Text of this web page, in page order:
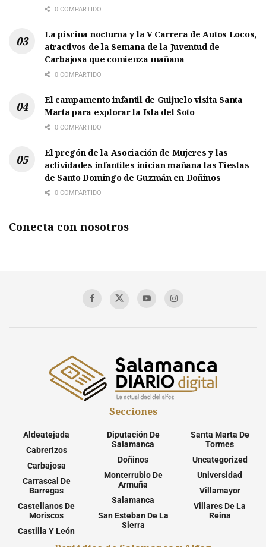
0 COMPARTIDO
La piscina nocturna y la V Carrera de Autos Locos,
atractivos de la Semana de la Juventud de
Carbajosa que comienza mañana
0 COMPARTIDO
El campamento infantil de Guijuelo visita Santa
Marta para explorar la Isla del Soto
0 COMPARTIDO
El pregón de la Asociación de Mujeres y las
actividades infantiles inician mañana las Fiestas
de Santo Domingo de Guzmán en Doñinos
0 COMPARTIDO
Conecta con nosotros
Secciones
Aldeatejada
Cabrerizos
Carbajosa
Carrascal De
Barregas
Castellanos De
Moriscos
Castilla Y León
Diputación De
Salamanca
Doñinos
Monterrubio De
Armuña
Salamanca
San Esteban De La
Sierra
Santa Marta De
Tormes
Uncategorized
Universidad
Villamayor
Villares De La
Reina